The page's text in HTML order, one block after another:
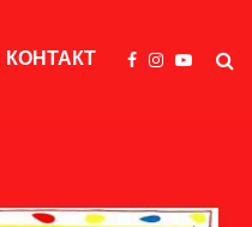
КОНТАКТ